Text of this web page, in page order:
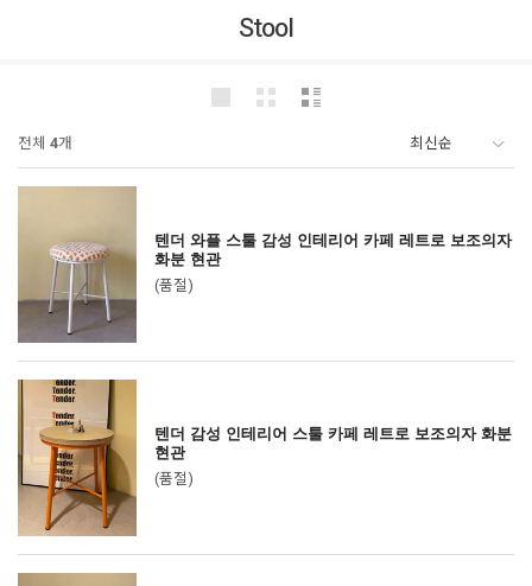
Stool
전체 4개
텐더 와플 스툴 감성 인테리어 카페 레트로 보조의자
화분 현관
(품절)
텐더 감성 인테리어 스툴 카페 레트로 보조의자 화분
현관
(품절)